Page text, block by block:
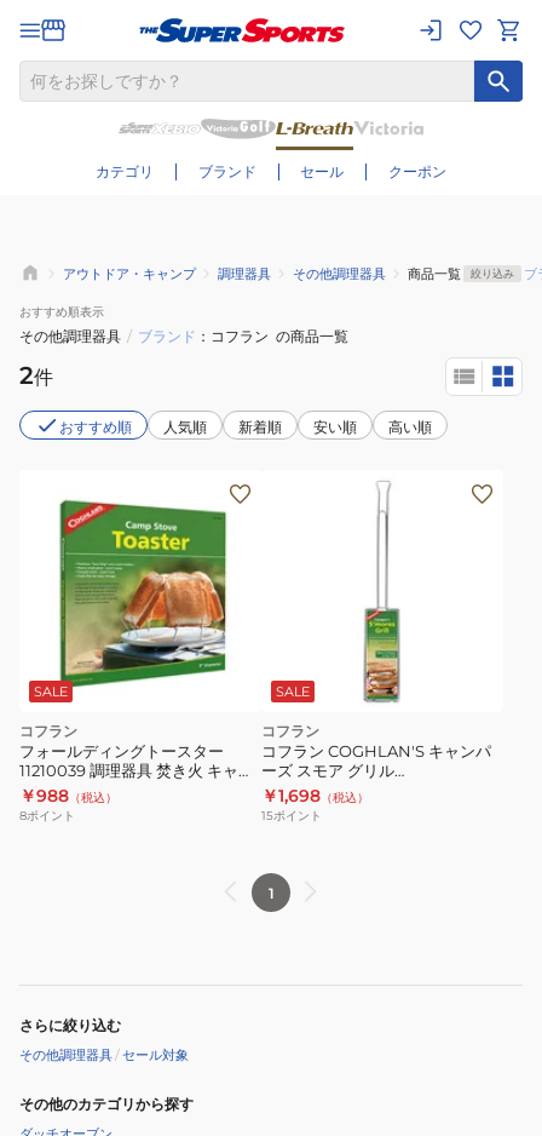
カテゴリ ブランド セール クーポン
さらに絞り込む
アウトドア・キャンプ 調理器具 その他調理器具 商品一覧 絞り込み ブ
おすすめ順表示
その他調理器具 / ブランド コフラン の商品一覧
2件
おすすめ順 人気順 新着順 安い順 高い順
SALE
コフラン
フォールディングトースター
11210039 調理器具 焚き火 キャン
プ バーベキュー BBQ
￥988 （税込）
8ポイント
SALE
コフラン
コフラン COGHLAN'S キャンパ
ーズ スモア グリル
11210273000000 BBQ
￥1,698 （税込）
15ポイント
1
さらに絞り込む
その他調理器具/セール対象
その他のカテゴリから探す